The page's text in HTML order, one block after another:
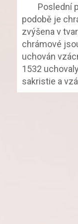
podobě je
zvýšena v
chrámové
uchován
1532
sakristie a